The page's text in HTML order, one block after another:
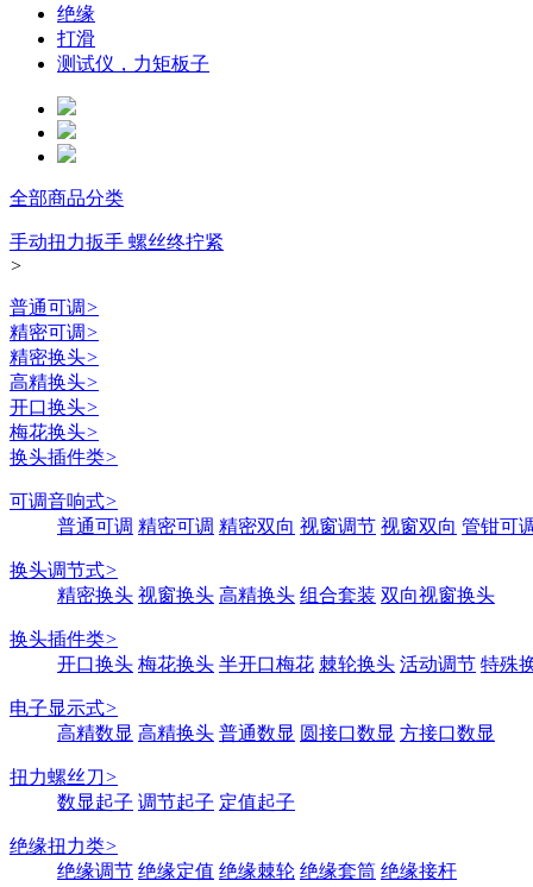
绝缘
打滑
测试仪，力矩板子
全部商品分类
手动扭力扳手 螺丝终拧紧
>
普通可调>
精密可调>
精密换头>
高精换头>
开口换头>
梅花换头>
换头插件类>
可调音响式>
普通可调 精密可调 精密双向 视窗调节 视窗双向 管钳可
换头调节式>
精密换头 视窗换头 高精换头 组合套装 双向视窗换头
换头插件类>
开口换头 梅花换头 半开口梅花 棘轮换头 活动调节 特殊
电子显示式>
高精数显 高精换头 普通数显 圆接口数显 方接口数显
扭力螺丝刀>
数显起子 调节起子 定值起子
绝缘扭力类>
绝缘调节 绝缘定值 绝缘棘轮 绝缘套筒 绝缘接杆